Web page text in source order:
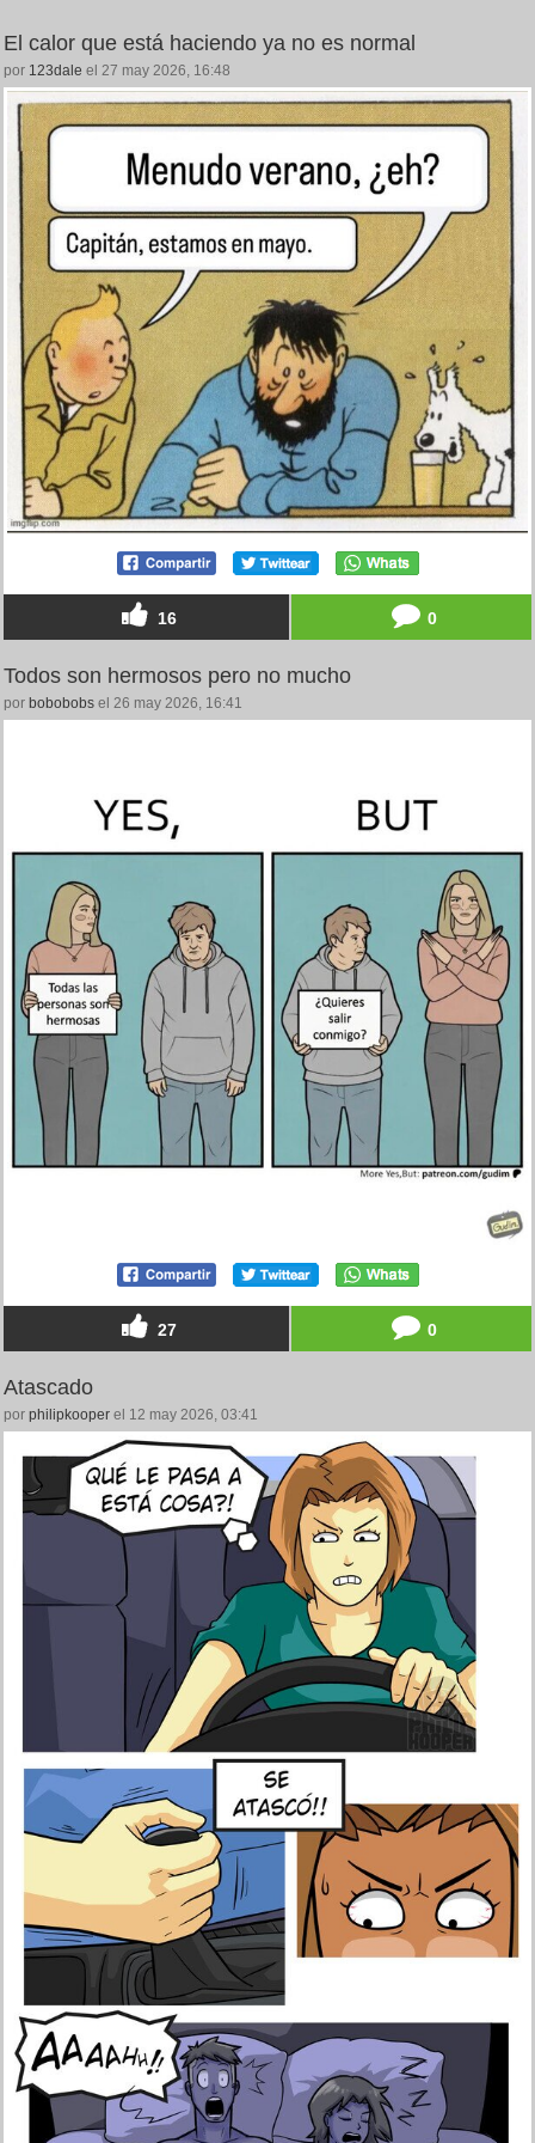
El calor que está haciendo ya no es normal
por 123dale el 27 may 2026, 16:48
16 0
Todos son hermosos pero no mucho
por bobobobs el 26 may 2026, 16:41
27 0
Atascado
por philipkooper el 12 may 2026, 03:41